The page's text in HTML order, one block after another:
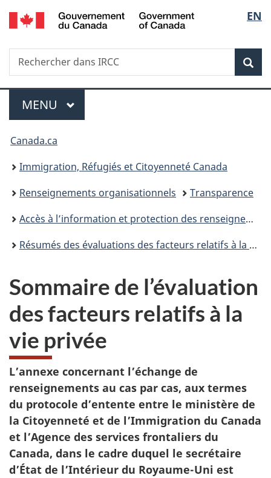
Passer
au
Passer
à
du
Passer
à
simplifiée
de
la
EN
Recherche
Rechercher
dans
Menu
MENU PRINCIPAL
Vous
êtes
ici :
Canada.ca
Immigration, Réfugiés et Citoyenneté Canada
Renseignements organisationnels
Transparence
Accès à l’information et protection des renseignements personnels
Résumés des évaluations des facteurs relatifs à la vie privée (EFPV) d’Immigration, Réfugiés et Citoyenneté Canada
Sommaire de l’évaluation
des facteurs relatifs à la
vie privée
L’annexe concernant l’échange de
renseignements au cas par cas, aux termes
du protocole d’entente entre le ministère de
la Citoyenneté et de l’Immigration du Canada
et l’Agence des services frontaliers du
Canada, dans le cadre duquel le secrétaire
d’État de l’Intérieur du Royaume-Uni est